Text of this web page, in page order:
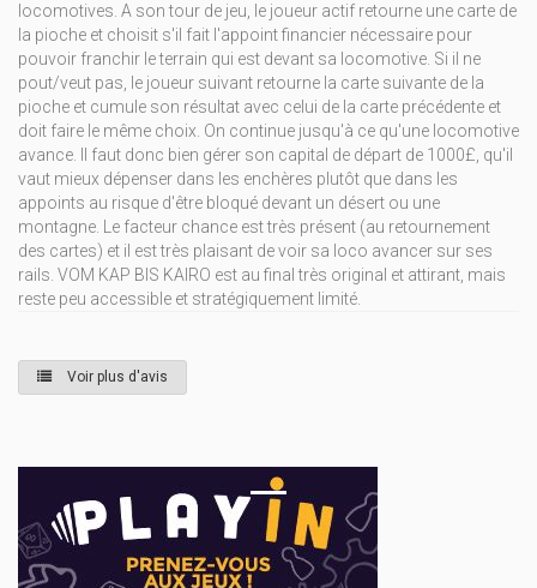
locomotives. A son tour de jeu, le joueur actif retourne une carte de
la pioche et choisit s'il fait l'appoint financier nécessaire pour
pouvoir franchir le terrain qui est devant sa locomotive. Si il ne
pout/veut pas, le joueur suivant retourne la carte suivante de la
pioche et cumule son résultat avec celui de la carte précédente et
doit faire le même choix. On continue jusqu'à ce qu'une locomotive
avance. Il faut donc bien gérer son capital de départ de 1000£, qu'il
vaut mieux dépenser dans les enchères plutôt que dans les
appoints au risque d'être bloqué devant un désert ou une
montagne. Le facteur chance est très présent (au retournement
des cartes) et il est très plaisant de voir sa loco avancer sur ses
rails. VOM KAP BIS KAIRO est au final très original et attirant, mais
reste peu accessible et stratégiquement limité.
Voir plus d'avis